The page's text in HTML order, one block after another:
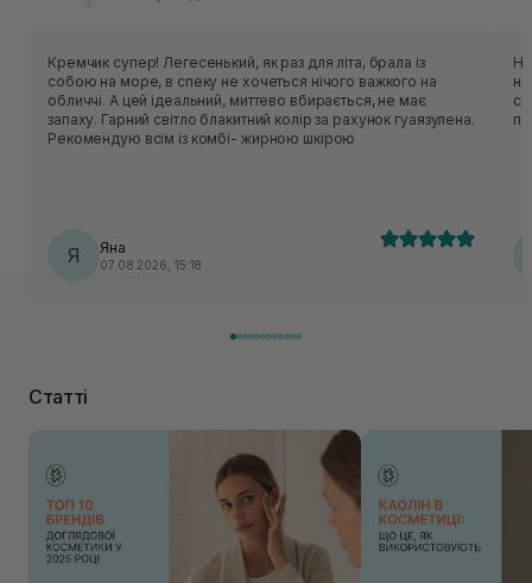
Кремчик супер! Легесенький, як раз для літа, брала із
собою на море, в спеку не хочеться нічого важкого на
обличчі. А цей ідеальний, миттево вбирається, не має
запаху. Гарний світло блакитний колір за рахунок гуаязулена.
Рекомендую всім із комбі- жирною шкірою
Я Яна
07.08.2026, 15:18
Статті